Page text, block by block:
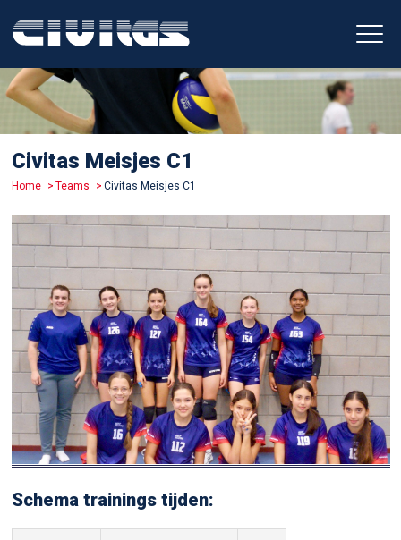
Civitas Meisjes C1
Home Teams Civitas Meisjes C1
Schema trainings tijden: